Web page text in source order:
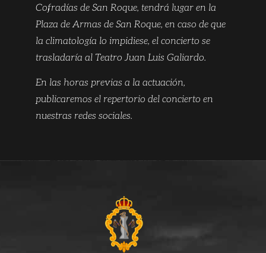
Cofradías de San Roque, tendrá lugar en la
Plaza de Armas de San Roque, en caso de que
la climatología lo impidiese, el concierto se
trasladaría al Teatro Juan Luis Galiardo.
En las horas previas a la actuación,
publicaremos el repertorio del concierto en
nuestras redes sociales.